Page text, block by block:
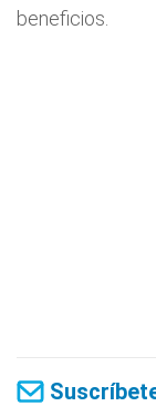
beneficios.